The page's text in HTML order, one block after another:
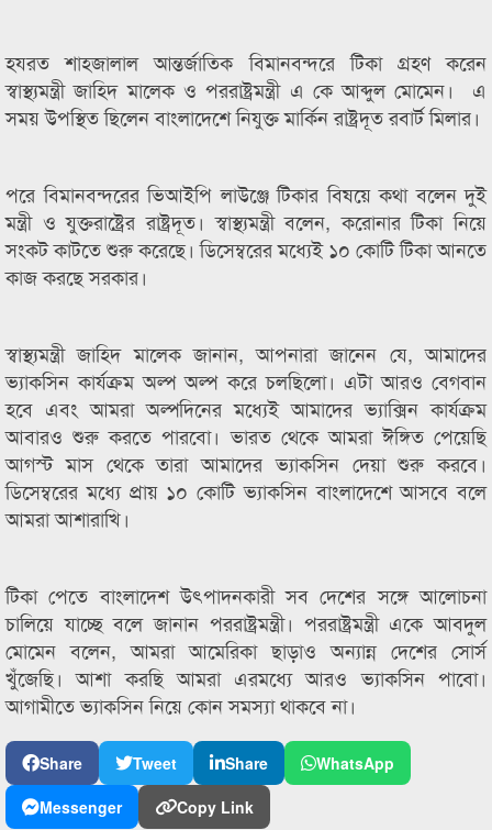
হযরত শাহজালাল আন্তর্জাতিক বিমানবন্দরে টিকা গ্রহণ করেন
স্বাস্থ্যমন্ত্রী জাহিদ মালেক ও পররাষ্ট্রমন্ত্রী এ কে আব্দুল মোমেন। এ
সময় উপস্থিত ছিলেন বাংলাদেশে নিযুক্ত মার্কিন রাষ্ট্রদূত রবার্ট মিলার।
পরে বিমানবন্দরের ভিআইপি লাউঞ্জে টিকার বিষয়ে কথা বলেন দুই
মন্ত্রী ও যুক্তরাষ্ট্রের রাষ্ট্রদূত। স্বাস্থ্যমন্ত্রী বলেন, করোনার টিকা নিয়ে
সংকট কাটতে শুরু করেছে। ডিসেম্বরের মধ্যেই ১০ কোটি টিকা আনতে
কাজ করছে সরকার।
স্বাস্থ্যমন্ত্রী জাহিদ মালেক জানান, আপনারা জানেন যে, আমাদের
ভ্যাকসিন কার্যক্রম অল্প অল্প করে চলছিলো। এটা আরও বেগবান
হবে এবং আমরা অল্পদিনের মধ্যেই আমাদের ভ্যাক্সিন কার্যক্রম
আবারও শুরু করতে পারবো। ভারত থেকে আমরা ঈঙ্গিত পেয়েছি
আগস্ট মাস থেকে তারা আমাদের ভ্যাকসিন দেয়া শুরু করবে।
ডিসেম্বরের মধ্যে প্রায় ১০ কোটি ভ্যাকসিন বাংলাদেশে আসবে বলে
আমরা আশারাখি।
টিকা পেতে বাংলাদেশ উৎপাদনকারী সব দেশের সঙ্গে আলোচনা
চালিয়ে যাচ্ছে বলে জানান পররাষ্ট্রমন্ত্রী। পররাষ্ট্রমন্ত্রী একে আবদুল
মোমেন বলেন, আমরা আমেরিকা ছাড়াও অন্যান্ন দেশের সোর্স
খুঁজেছি। আশা করছি আমরা এরমধ্যে আরও ভ্যাকসিন পাবো।
আগামীতে ভ্যাকসিন নিয়ে কোন সমস্যা থাকবে না।
Share Tweet Share
WhatsApp
Messenger
Copy Link